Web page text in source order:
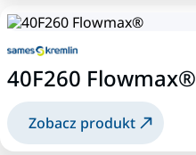
40F260 Flowmax®
Zobacz produkt